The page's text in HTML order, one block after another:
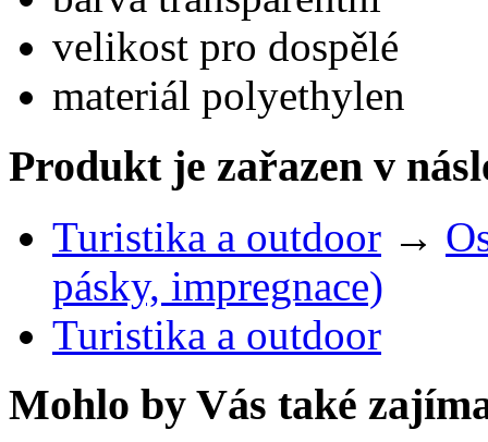
velikost pro dospělé
materiál polyethylen
Produkt je zařazen v
Turistika a outdoor →
pásky, impregnace)
Turistika a outdoor
Mohlo by Vás také